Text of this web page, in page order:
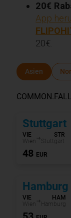
20€
App
20€.